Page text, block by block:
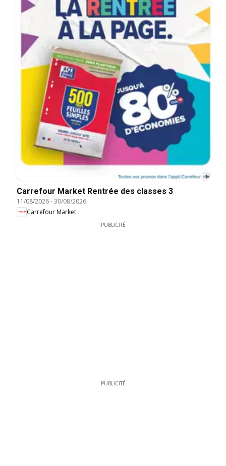
Carrefour Market Rentrée des classes 3
11/08/2026-30/08/2026
Carrefour Market
PUBLICITÉ
PUBLICITÉ